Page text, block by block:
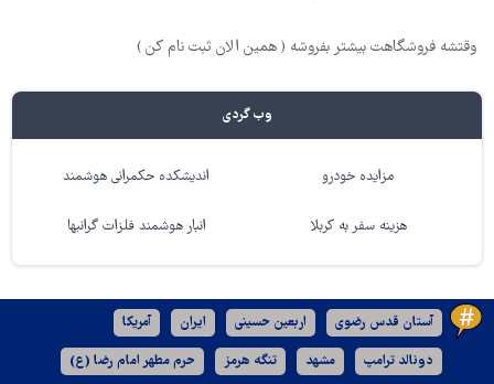
وقتشه فروشگاهت بیشتر بفروشه ( همین الان ثبت نام کن )
وب گردی
مزایده خودرو اندیشکده حکمرانی هوشمند
هزینه سفر به کربلا انبار هوشمند فلزات گرانبها
آستان قدس رضوی اربعین حسینی ایران آمریکا
دونالد ترامپ مشهد تنگه هرمز حرم مطهر امام رضا (ع)